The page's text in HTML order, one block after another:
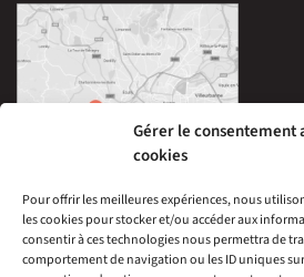
Gérer le consentement
cookies
Pour offrir les meilleures expériences, nous
les cookies pour stocker et/ou accéder aux
consentir à ces technologies nous permettra de
comportement de navigation ou les ID uniques
33 Avenue Edouard Millaud,
69290 Craponne, France